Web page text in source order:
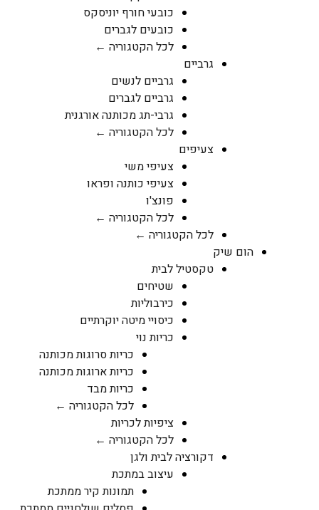
כובעי חורף יוניסקס
כובעים לגברים
לכל הקטגוריה ←
גרביים
גרביים לנשים
גרביים לגברים
גרבי-תג מכותנה אורגנית
לכל הקטגוריה ←
צעיפים
צעיפי משי
צעיפי כותנה ופראו
פונצ'ו
לכל הקטגוריה ←
לכל הקטגוריה ←
הום שיק
טקסטיל לבית
שטיחים
כירבוליות
כיסויי מיטה יוקרתיים
כריות נוי
כריות סרוגות מכותנה
כריות ארוגות מכותנה
כריות מבד
לכל הקטגוריה ←
ציפיות לכריות
לכל הקטגוריה ←
דקורציה לבית ולגן
עיצוב במתכת
תמונות קיר ממתכת